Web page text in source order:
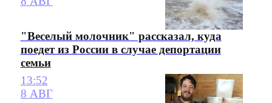
"Веселый молочник" рассказал, куда
поедет из России в случае депортации
семьи
13:52
8 АВГ